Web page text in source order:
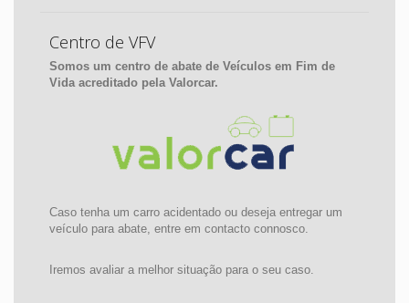
Centro de VFV
Somos um centro de abate de Veículos em Fim de
Vida acreditado pela Valorcar.
Caso tenha um carro acidentado ou deseja entregar um
veículo para abate, entre em contacto connosco.
Iremos avaliar a melhor situação para o seu caso.